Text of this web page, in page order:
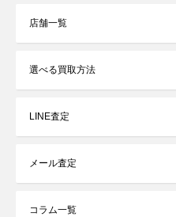
店舗一覧
選べる買取方法
LINE査定
メール査定
コラム一覧